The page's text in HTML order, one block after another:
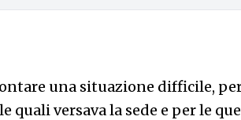
una situazione difficile,
quali versava la sede e per le